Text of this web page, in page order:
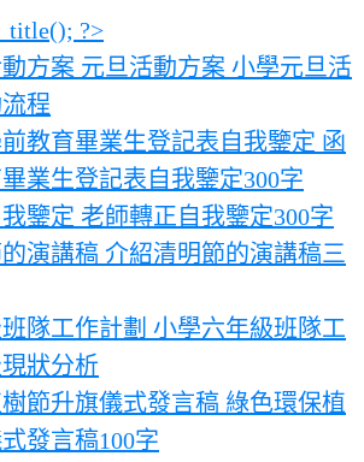
方案 元旦活動方案 小學元旦活
程
教育畢業生登記表自我鑒定 函
業生登記表自我鑒定300字
鑒定 老師轉正自我鑒定300字
演講稿 介紹清明節的演講稿三
隊工作計劃 小學六年級班隊工
狀分析
節升旗儀式發言稿 綠色環保植
發言稿100字